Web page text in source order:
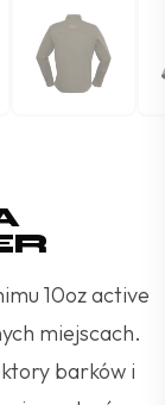
10oz active
miejscach.
barków i